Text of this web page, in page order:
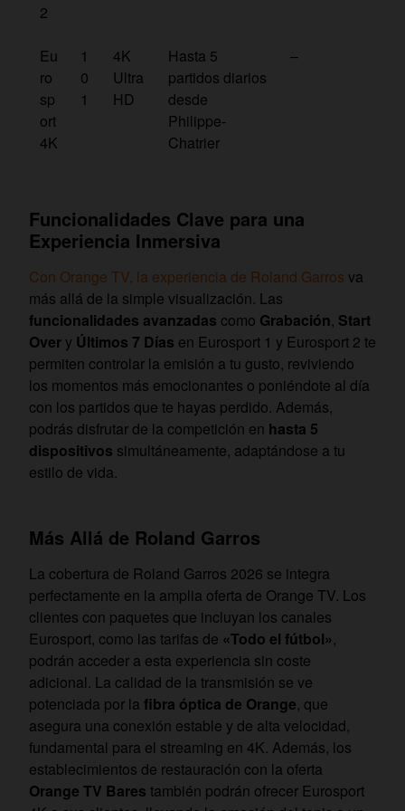
2
Eu
ro
sp
ort
4K
1
0
1
4K
Ultra
HD
Hasta 5
partidos diarios
desde
Philippe-
Chatrier
–
Funcionalidades Clave para una
Experiencia Inmersiva
Con Orange TV, la experiencia de Roland Garros va
más allá de la simple visualización. Las
funcionalidades avanzadas como Grabación, Start
Over y Últimos 7 Días en Eurosport 1 y Eurosport 2 te
permiten controlar la emisión a tu gusto, reviviendo
los momentos más emocionantes o poniéndote al día
con los partidos que te hayas perdido. Además,
podrás disfrutar de la competición en hasta 5
dispositivos simultáneamente, adaptándose a tu
estilo de vida.
Más Allá de Roland Garros
La cobertura de Roland Garros 2026 se integra
perfectamente en la amplia oferta de Orange TV. Los
clientes con paquetes que incluyan los canales
Eurosport, como las tarifas de «Todo el fútbol»,
podrán acceder a esta experiencia sin coste
adicional. La calidad de la transmisión se ve
potenciada por la fibra óptica de Orange, que
asegura una conexión estable y de alta velocidad,
fundamental para el streaming en 4K. Además, los
establecimientos de restauración con la oferta
Orange TV Bares también podrán ofrecer Eurosport